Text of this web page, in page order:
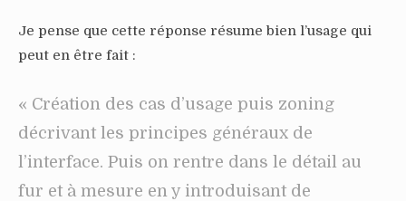
Je pense que cette réponse résume bien l’usage qui
peut en être fait :
« Création des cas d’usage puis zoning
décrivant les principes généraux de
l’interface. Puis on rentre dans le détail au
fur et à mesure en y introduisant de